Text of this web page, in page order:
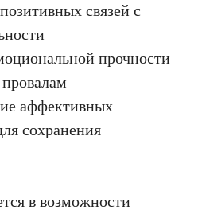
связей с
прочности
аффективных
сохранения
в возможности